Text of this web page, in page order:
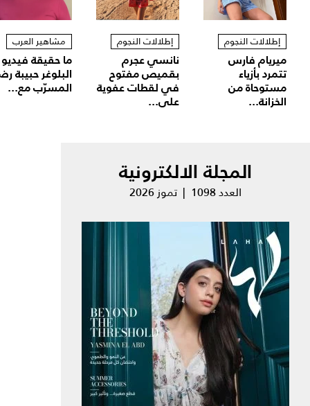
إطلالات النجوم
ميريام فارس
تتمرد بأزياء
مستوحاة من
الخزانة...
إطلالات النجوم
نانسي عجرم
بقميص مفتوح
في لقطات عفوية
على...
مشاهير العرب
ما حقيقة فيديو
البلوغر حبيبة
المسرّب مع...
المجلة الالكترونية
العدد 1098 | تموز 2026